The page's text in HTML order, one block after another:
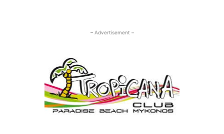
– Advertisement –